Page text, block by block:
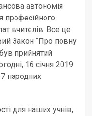
автономія
професійного
вчителів. Все це
Закон “Про повну
прийнятий
16 січня 2019
народних
для наших учнів,